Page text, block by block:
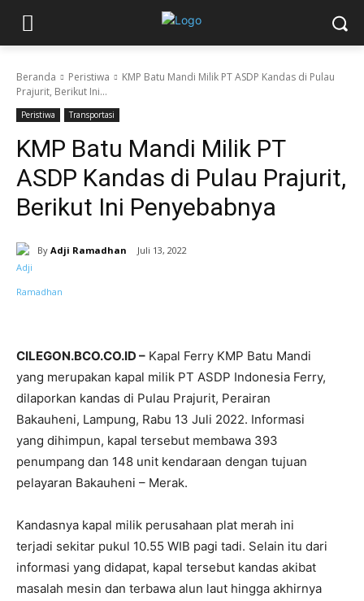
Beranda Peristiwa
KMP Batu Mandi Milik PT ASDP Kandas di Pulau
Prajurit, Berikut Ini...
Peristiwa Transportasi
KMP Batu Mandi Milik PT
ASDP Kandas di Pulau Prajurit,
Berikut Ini Penyebabnya
By Adji Ramadhan Juli 13, 2022
CILEGON.BCO.CO.ID – Kapal Ferry KMP Batu Mandi
yang merupakan kapal milik PT ASDP Indonesia Ferry,
dilaporkan kandas di Pulau Prajurit, Perairan
Bakauheni, Lampung, Rabu 13 Juli 2022. Informasi
yang dihimpun, kapal tersebut membawa 393
penumpang dan 148 unit kendaraan dengan tujuan
pelayaran Bakauheni – Merak.
Kandasnya kapal milik perusahaan plat merah ini
terjadi sekitar pukul 10.55 WIB pagi tadi. Selain itu dari
informasi yang didapat, kapal tersebut kandas akibat
masalah mesin dan terbawa alun laut hingga akhirnya